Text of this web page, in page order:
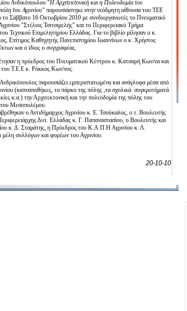
Ανδικόπουλου "Η Αρχιτεκτονική και η Πολεοδομία του
του Αγρινίου" παρουσιάστηκε στην νεόδμητη αίθουσα του ΤΕΕ
το Σάββατο 16 Οκτωβρίου 2010 με συνδιοργανωτές το Πνευματικό
"Στέλιος Τσιτσιμελής" και το Περιφερειακό Τμήμα
Τεχνικού Επιμελητηρίου Ελλάδας. Για το βιβλίο μίλησαν ο κ.
Επίτιμος Καθηγητής Πανεπιστημίου Ιωαννίνων ο κ. Χρήστος
και ο ίδιος ο συγγραφέας.
η πρόεδρος του Πνευματικού Κέντρου κ. Κατσαρή Κων/να και
Τ.Ε.Ε κ. Ρόκκος Κων/νος.
παρουσιάζει εμπεριστατωμένα και ανάγλυφα μέσα από
(καπναποθήκες, το πάρκο της πόλης ,τα σχολικά συγκροτήματά
κ.α.) την Αρχιτεκτονική και την πολεοδομία της πόλης του
του Μεσοπολέμου.
ο Αντιδήμαρχος Αγρινίου κ. Ε. Τσούκαλος, ο τ. Βουλευτής
Δυτ. Ελλάδας κ. Γ. Παπαναστασίου, ο Βουλευτής και
κ. Δ. Σταμάτης, η Πρόεδρος του Κ.Α.Π.Η Αγρινίου κ. Λ.
συλλόγων και φορέων του Αγρινίου.
20-10-10